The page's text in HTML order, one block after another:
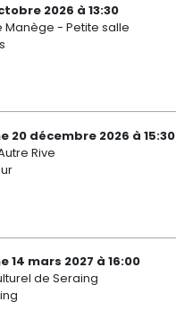
2026 à 13:30
Manège - Petite salle
20 décembre 2026 à 15:30
Rive
14 mars 2027 à 16:00
de Seraing